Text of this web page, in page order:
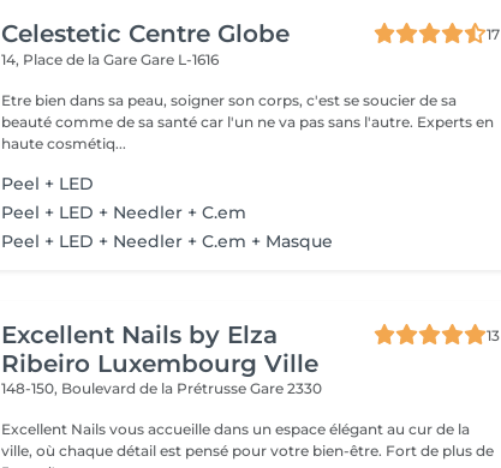
Celestetic Centre Globe
17
14, Place de la GareGare L-1616
Etre bien dans sa peau, soigner son corps, c'est se soucier de sa
beauté comme de sa santé car l'un ne va pas sans l'autre. Experts en
haute cosmétiq...
Peel + LED
Peel + LED + Needler + C.em
Peel + LED + Needler + C.em + Masque
Excellent Nails by Elza
Ribeiro Luxembourg Ville
13
148-150, Boulevard de la PrétrusseGare 2330
Excellent Nails vous accueille dans un espace élégant au cur de la
ville, où chaque détail est pensé pour votre bien-être. Fort de plus de